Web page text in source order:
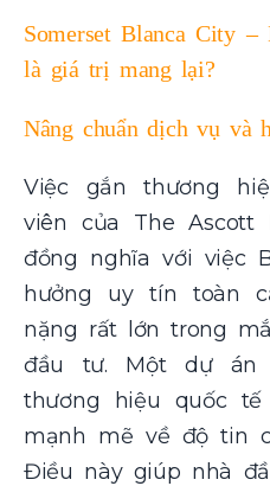
Somerset Blanca City
là giá trị mang lại?
Nâng chuẩn dịch vụ và
Việc gắn thương
viên của The
đồng nghĩa với việc
hưởng uy tín toàn
nặng rất lớn trong
đầu tư. Một dự án
thương hiệu quốc
mạnh mẽ về độ tin
Điều này giúp nhà